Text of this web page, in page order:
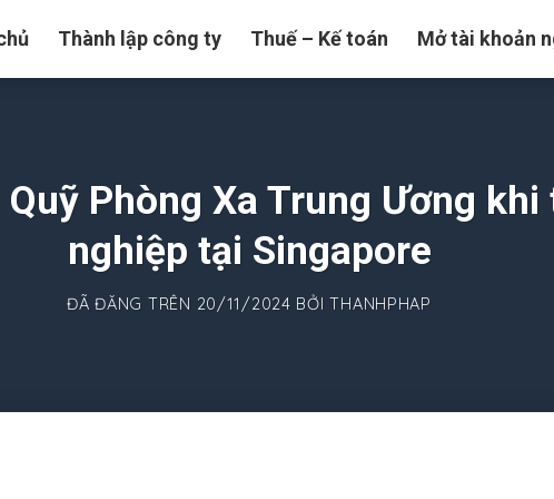
Thành lập công ty Thuế – Kế toán Mở tài khoản
Phòng Xa Trung Ương
nghiệp tại Singapore
ĐÃ ĐĂNG TRÊN 20/11/2024 BỞITHANHPHAP